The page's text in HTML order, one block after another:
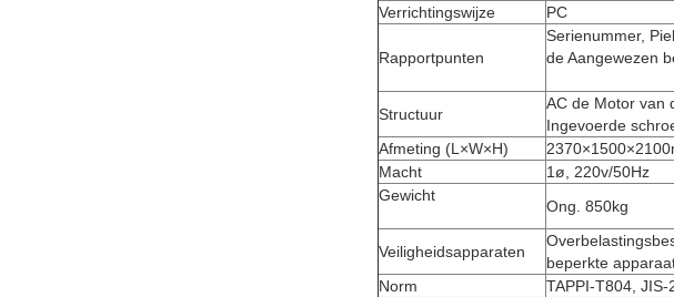
Verrichtingswijze
PC
Rapportpunten
Serienummer,
de Aangewezen
Structuur
AC de Motor van
Ingevoerde
Afmeting (L×W×H)
Macht
1ø, 220v/50Hz
Gewicht
Ong. 850kg
Veiligheidsapparaten
beperkte
Norm
TAPPI-T804,